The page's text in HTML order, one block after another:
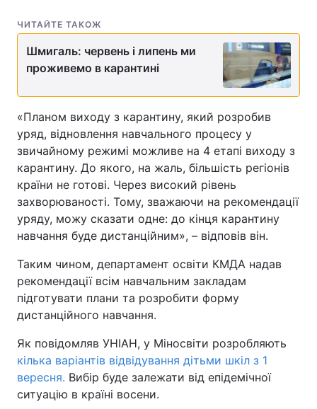
ЧИТАЙТЕ ТАКОЖ
Шмигаль: червень і липень ми
проживемо в карантині
«Планом виходу з карантину, який розробив
уряд, відновлення навчального процесу у
звичайному режимі можливе на 4 етапі виходу з
карантину. До якого, на жаль, більшість регіонів
країни не готові. Через високий рівень
захворюваності. Тому, зважаючи на рекомендації
уряду, можу сказати одне: до кінця карантину
навчання буде дистанційним», – відповів він.
Таким чином, департамент освіти КМДА надав
рекомендації всім навчальним закладам
підготувати плани та розробити форму
дистанційного навчання.
Як повідомляв УНІАН, у Міносвіти розробляють
кілька варіантів відвідування дітьми шкіл з 1
вересня. Вибір буде залежати від епідемічної
ситуацію в країні восени.